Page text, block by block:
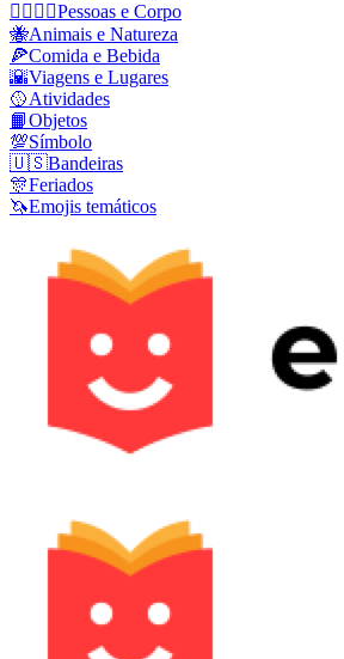
👩‍❤️‍💋‍👨Pessoas e Corpo
🐝Animais e Natureza
🍕Comida e Bebida
🌇Viagens e Lugares
🥎Atividades
📙Objetos
💯Símbolo
🇺🇸Bandeiras
🎊Feriados
🦄Emojis temáticos